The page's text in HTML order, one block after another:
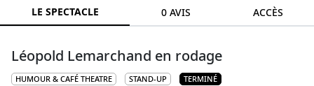
LE SPECTACLE 0 AVIS ACCÈS
Léopold Lemarchand en rodage
HUMOUR & CAFÉ THEATRE STAND-UP TERMINÉ